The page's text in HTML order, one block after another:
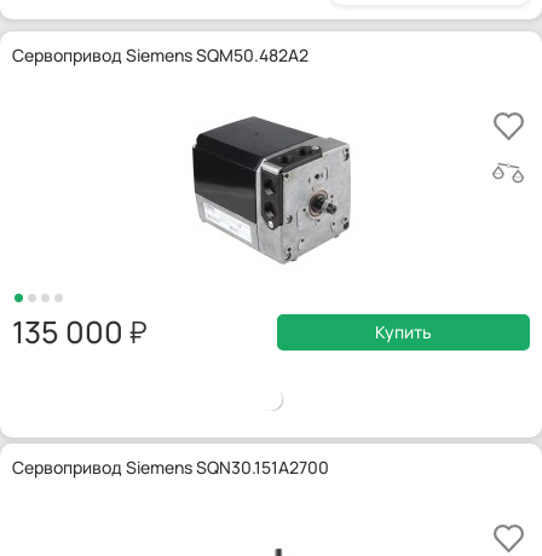
Сервопривод Siemens SQM50.482A2
135 000 Купить
Сервопривод Siemens SQN30.151A2700